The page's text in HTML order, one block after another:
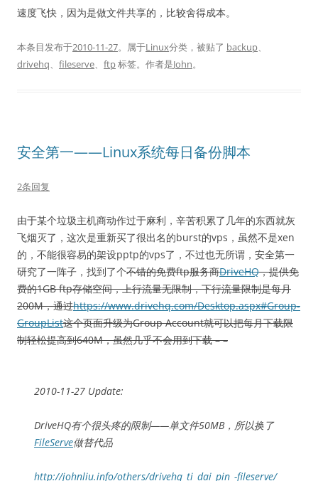
速度飞快，因为是做文件共享的，比较舍得成本。
本条目发布于2010-11-27。属于Linux分类，被贴了 backup、
drivehq、 fileserve、 ftp标签。 作者是John。
安全第一——Linux系统每日备份脚本
2条回复
由于某个垃圾主机商动作过于麻利，辛苦积累了几年的东西就灰
飞烟灭了，这次是重新买了很出名的burst的vps，虽然不是xen
的，不能很容易的架设pptp的vps了，不过也无所谓，安全第一
研究了一阵子，找到了个不错的免费ftp服务商DriveHQ，提供免
费的1GB ftp存储空间，上行流量无限制，下行流量限制是每月
200M，通过https://www.drivehq.com/Desktop.aspx#Group-
GroupList这个页面升级为Group Account就可以把每月下载限
制轻松提高到640M，虽然几乎不会用到下载 – –
2010-11-27 Update:
DriveHQ有个很头疼的限制——单文件50MB，所以换了
FileServe做替代品
http://johnliu.info/others/drivehq_ti_dai_pin_-fileserve/